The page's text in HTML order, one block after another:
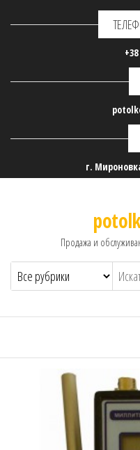
г.
Продажа и